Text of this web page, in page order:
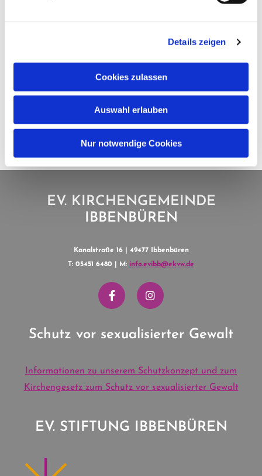
Details zeigen
Cookies zulassen
Auswahl erlauben
Nur notwendige Cookies
EV. KIRCHENGEMEINDE
IBBENBÜREN
Kanalstraße 16 | 49477 Ibbenbüren
T: 05451 6480 | M: info.evibb@ekvw.de
Schutz vor sexualisierter Gewalt
Informationen zu unserem Schutzkonzept und zum
Kirchengesetz zum Schutz vor sexualisierter Gewalt
EV. STIFTUNG IBBENBÜREN